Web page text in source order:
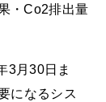
・Co2排出量
3月30日ま
になるシス